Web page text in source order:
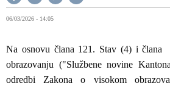
06/03/2026 - 14:05
Na osnovu člana 121. Stav (4) i člana
obrazovanju ("Službene novine
odredbi Zakona o visokom